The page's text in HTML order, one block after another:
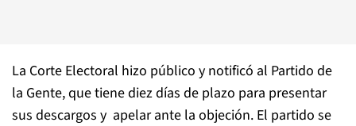
La Corte Electoral hizo público y notificó al Partido de
la Gente, que tiene diez días de plazo para presentar
sus descargos y apelar ante la objeción. El partido se